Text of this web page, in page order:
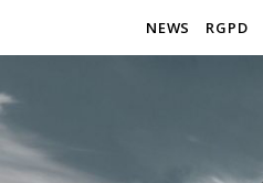
NEWS RGPD